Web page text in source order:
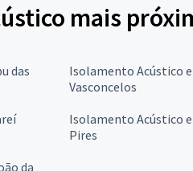
mais
das
Isolamento Acústico
Vasconcelos
Isolamento Acústico
Pires
da